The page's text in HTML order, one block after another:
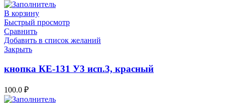
В корзину
Быстрый просмотр
Сравнить
Добавить в список желаний
Закрыть
кнопка КЕ-131 У3 исп.3, красный
100.0 ₽